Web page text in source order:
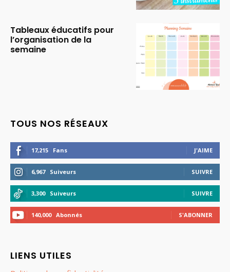
Tableaux éducatifs pour
l’organisation de la
semaine
TOUS NOS RÉSEAUX
17,215 Fans J'AIME
6,967 Suiveurs SUIVRE
3,300 Suiveurs SUIVRE
140,000 Abonnés S'ABONNER
LIENS UTILES